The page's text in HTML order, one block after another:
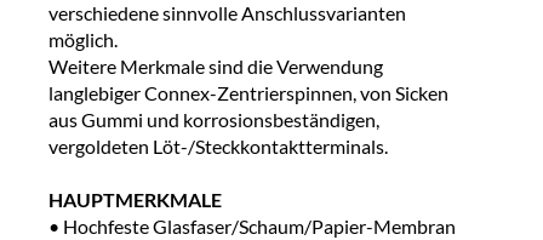
verschiedene sinnvolle Anschlussvarianten
möglich.
Weitere Merkmale sind die Verwendung
langlebiger Connex-Zentrierspinnen, von Sicken
aus Gummi und korrosionsbeständigen,
vergoldeten Löt-/Steckkontaktterminals.
HAUPTMERKMALE
• Hochfeste Glasfaser/Schaum/Papier-Membran